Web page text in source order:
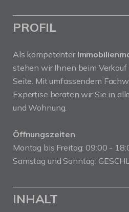
PROFIL
Als kompetenter
stehen wir Ihnen beim Verkauf
Seite. Mit umfassendem
Expertise beraten wir Sie in
und Wohnung.
Öffnungszeiten
Montag bis Freitag: 09:00 -
Samstag und Sonntag:
INHALT